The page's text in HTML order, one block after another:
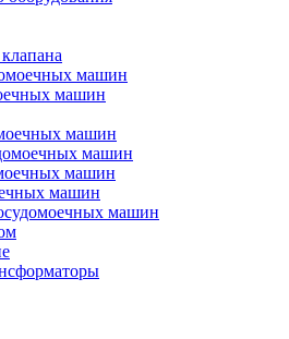
машин
машин
машин
машин
машин
машин
машин